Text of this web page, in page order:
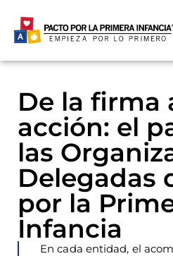
De la firma
acción: el
las
Delegadas
por la
Infancia
En cada entidad, el